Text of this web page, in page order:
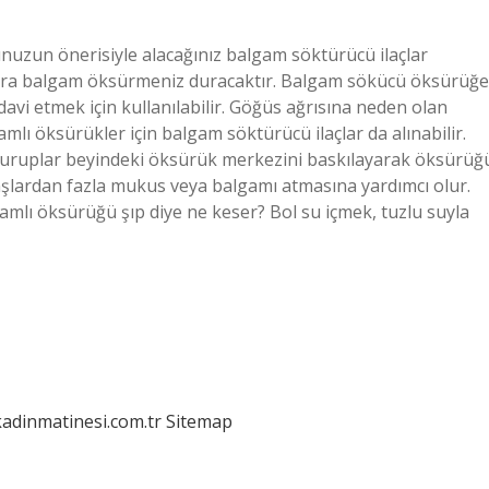
önerisiyle alacağınız balgam söktürücü ilaçlar
balgam öksürmeniz duracaktır. Balgam sökücü öksürüğe
etmek için kullanılabilir. Göğüs ağrısına neden olan
öksürükler için balgam söktürücü ilaçlar da alınabilir.
beyindeki öksürük merkezini baskılayarak
fazla mukus veya balgamı atmasına yardımcı olur.
öksürüğü şıp diye ne keser? Bol su içmek, tuzlu suyla
Sitemap